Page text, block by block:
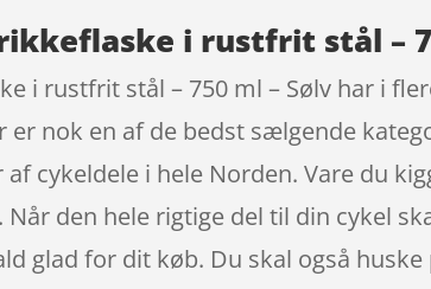
i rustfrit stål –
i rustfrit stål – 750 ml – Sølv har i
nok en af de bedst sælgende
cykeldele i hele Norden. Vare du
den hele rigtige del til din cykel
glad for dit køb. Du skal også huske